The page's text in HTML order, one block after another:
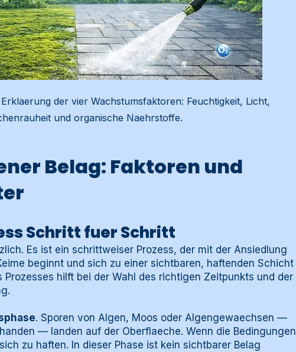
der vier Wachstumsfaktoren: Feuchtigkeit, Licht,
und organische Naehrstoffe.
Belag: Faktoren und
Schritt fuer Schritt
Es ist ein schrittweiser Prozess, der mit der Ansiedlung
beginnt und sich zu einer sichtbaren, haftenden Schicht
hilft bei der Wahl des richtigen Zeitpunkts und der
. Sporen von Algen, Moos oder Algengewaechsen —
— landen auf der Oberflaeche. Wenn die Bedingungen
zu haften. In dieser Phase ist kein sichtbarer Belag